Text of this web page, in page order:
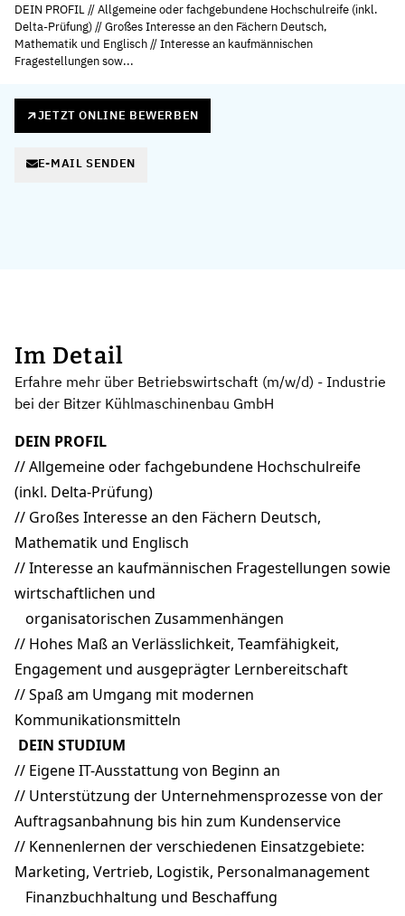
DEIN PROFIL // Allgemeine oder fachgebundene Hochschulreife (inkl.
Delta-Prüfung) // Großes Interesse an den Fächern Deutsch,
Mathematik und Englisch // Interesse an kaufmännischen
Fragestellungen sow...
JETZT ONLINE BEWERBEN
E-MAIL SENDEN
Im Detail
Erfahre mehr über Betriebswirtschaft (m/w/d) - Industrie
bei der Bitzer Kühlmaschinenbau GmbH
DEIN PROFIL
// Allgemeine oder fachgebundene Hochschulreife
(inkl. Delta-Prüfung)
// Großes Interesse an den Fächern Deutsch,
Mathematik und Englisch
// Interesse an kaufmännischen Fragestellungen sowie
wirtschaftlichen und
organisatorischen Zusammenhängen
// Hohes Maß an Verlässlichkeit, Teamfähigkeit,
Engagement und ausgeprägter Lernbereitschaft
// Spaß am Umgang mit modernen
Kommunikationsmitteln
DEIN STUDIUM
// Eigene IT-Ausstattung von Beginn an
// Unterstützung der Unternehmensprozesse von der
Auftragsanbahnung bis hin zum Kundenservice
// Kennenlernen der verschiedenen Einsatzgebiete:
Marketing, Vertrieb, Logistik, Personalmanagement
Finanzbuchhaltung und Beschaffung